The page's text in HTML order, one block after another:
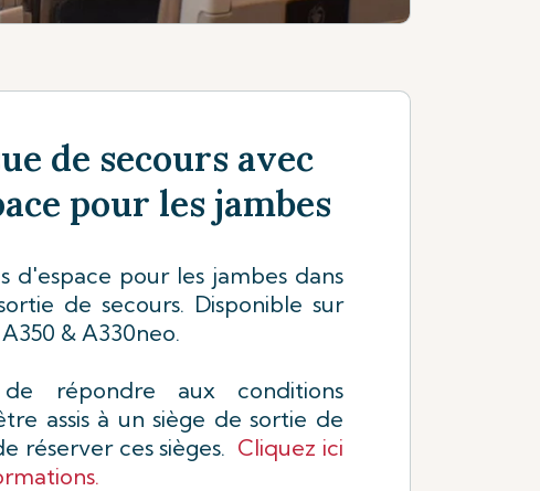
de secours avec
pour les jambes
d'espace pour les jambes dans
de secours. Disponible sur
& A330neo.
de répondre aux conditions
assis à un siège de sortie de
réserver ces sièges. Cliquez ici